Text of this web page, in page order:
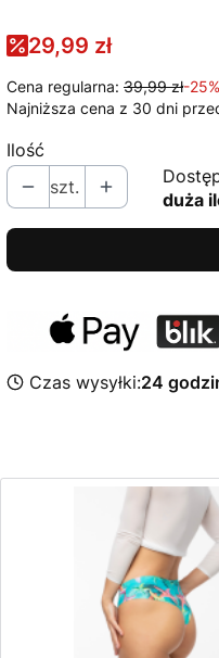
29,99 zł
Cena regularna: 39,99 zł-25%
Najniższa cena z 30 dni
Ilość
szt.
duża
Czas wysyłki:24